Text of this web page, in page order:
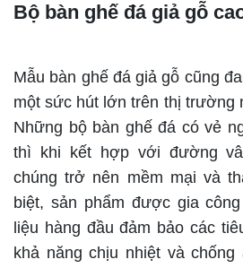
Bộ bàn ghế đá giả gỗ
Mẫu bàn ghế đá giả gỗ cũng
một sức hút lớn trên thị trường
Những bộ bàn ghế đá có vẻ
thì khi kết hợp với đường
chúng trở nên mềm mại và
biệt, sản phẩm được gia
liệu hàng đầu đảm bảo các
khả năng chịu nhiệt và